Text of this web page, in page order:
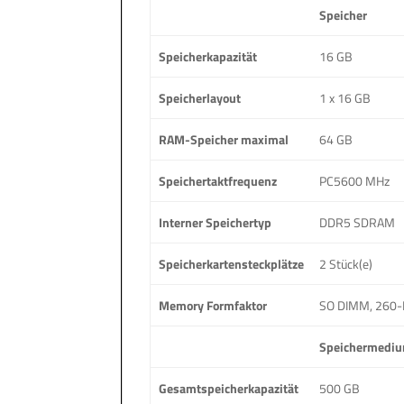
Speicher
Speicherkapazität 16 GB
Speicherlayout 1 x 16 GB
RAM-Speicher maximal 64 GB
Speichertaktfrequenz PC5600 MHz
Interner Speichertyp DDR5 SDRAM
Speicherkartensteckplätze 2 Stück(e)
Memory Formfaktor SO DIMM, 260-
Gesamtspeicherkapazität 500 GB